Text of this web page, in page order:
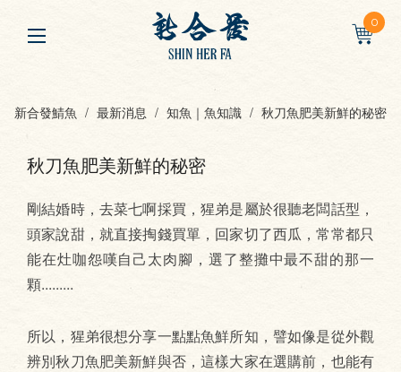
0
新合發鯖魚 最新消息 知魚｜魚知識 秋刀魚肥美新鮮的秘密
秋刀魚肥美新鮮的秘密
剛結婚時，去菜七啊採買，猩弟是屬於很聽老闆話型，
頭家說甜，就直接掏錢買單，回家切了西瓜，常常都只
能在灶咖怨嘆自己太肉腳，選了整攤中最不甜的那一
顆.........
所以，猩弟很想分享一點點魚鮮所知，譬如像是從外觀
辨別秋刀魚肥美新鮮與否，這樣大家在選購前，也能有